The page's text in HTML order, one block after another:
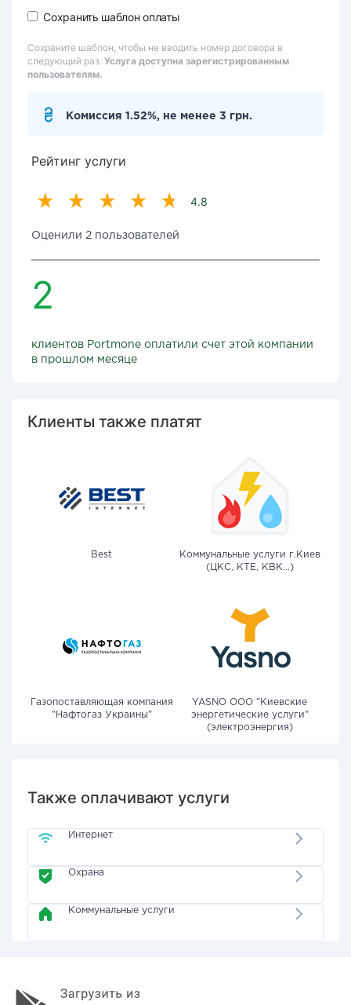
Сохранить шаблон оплаты
Сохраните шаблон, чтобы не вводить номер договора в
следующий раз. Услуга доступна зарегистрированным
пользователям.
Комиссия 1.52%, не менее 3 грн.
Рейтинг услуги
4.8
Оценили 2 пользователей
2
клиентов Portmone оплатили счет этой компании
в прошлом месяце
Клиенты также платят
Best
Коммунальные услуги г.Киев
(ЦКС, КТЕ, КВК...)
Газопоставляющая компания
"Нафтогаз Украины"
YASNO OOO "Киевские
энергетические услуги"
(электроэнергия)
Также оплачивают услуги
Интернет
Охрана
Коммунальные услуги